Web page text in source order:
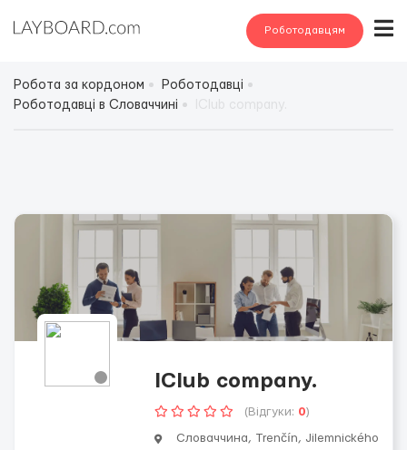
Роботодавцям
Робота за кордоном
Роботодавці
Роботодавці в Словаччині
IClub company.
(Відгуки: 0)
Словаччина, Trenčín, Jilemnického